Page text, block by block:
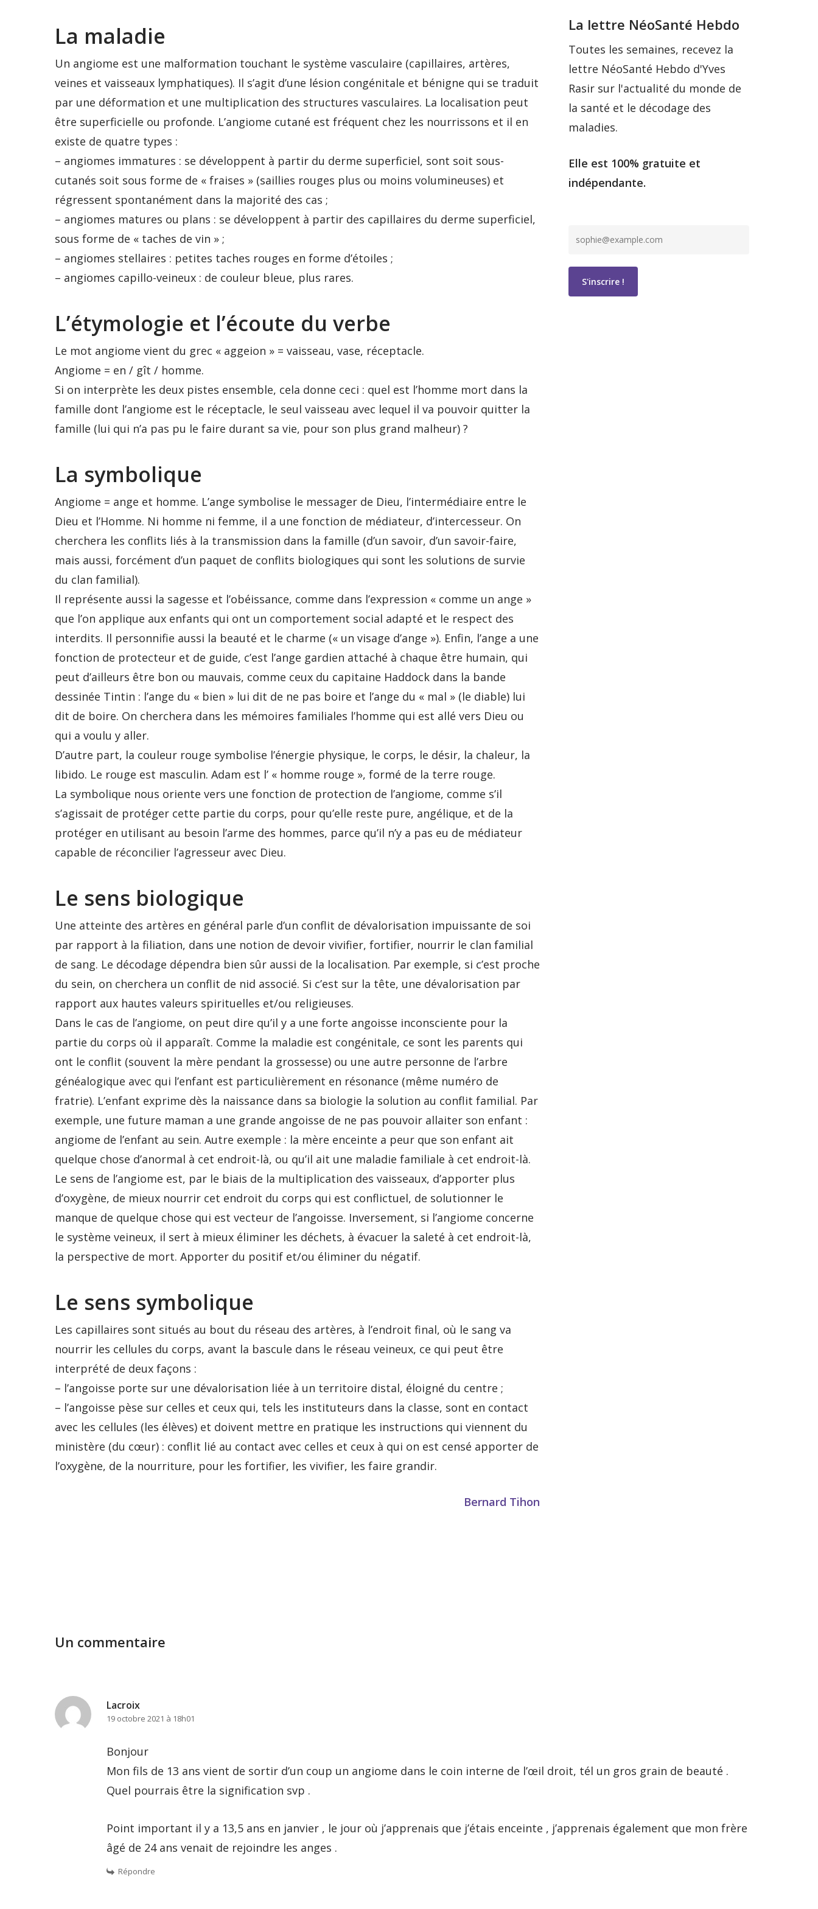
La maladie
Un angiome est une malformation touchant le système vasculaire (capillaires, artères,
veines et vaisseaux lymphatiques). Il s’agit d’une lésion congénitale et bénigne qui se traduit
par une déformation et une multiplication des structures vasculaires. La localisation peut
être superficielle ou profonde. L’angiome cutané est fréquent chez les nourrissons et il en
existe de quatre types :
– angiomes immatures : se développent à partir du derme superficiel, sont soit sous-
cutanés soit sous forme de « fraises » (saillies rouges plus ou moins volumineuses) et
régressent spontanément dans la majorité des cas ;
– angiomes matures ou plans : se développent à partir des capillaires du derme superficiel,
sous forme de « taches de vin » ;
– angiomes stellaires : petites taches rouges en forme d’étoiles ;
– angiomes capillo-veineux : de couleur bleue, plus rares.
L’étymologie et l’écoute du verbe
Le mot angiome vient du grec « aggeion » = vaisseau, vase, réceptacle.
Angiome = en / gît / homme.
Si on interprète les deux pistes ensemble, cela donne ceci : quel est l’homme mort dans la
famille dont l’angiome est le réceptacle, le seul vaisseau avec lequel il va pouvoir quitter la
famille (lui qui n’a pas pu le faire durant sa vie, pour son plus grand malheur) ?
La symbolique
Angiome = ange et homme. L’ange symbolise le messager de Dieu, l’intermédiaire entre le
Dieu et l’Homme. Ni homme ni femme, il a une fonction de médiateur, d’intercesseur. On
cherchera les conflits liés à la transmission dans la famille (d’un savoir, d’un savoir-faire,
mais aussi, forcément d’un paquet de conflits biologiques qui sont les solutions de survie
du clan familial).
Il représente aussi la sagesse et l’obéissance, comme dans l’expression « comme un ange »
que l’on applique aux enfants qui ont un comportement social adapté et le respect des
interdits. Il personnifie aussi la beauté et le charme (« un visage d’ange »). Enfin, l’ange a une
fonction de protecteur et de guide, c’est l’ange gardien attaché à chaque être humain, qui
peut d’ailleurs être bon ou mauvais, comme ceux du capitaine Haddock dans la bande
dessinée Tintin : l’ange du « bien » lui dit de ne pas boire et l’ange du « mal » (le diable) lui
dit de boire. On cherchera dans les mémoires familiales l’homme qui est allé vers Dieu ou
qui a voulu y aller.
D’autre part, la couleur rouge symbolise l’énergie physique, le corps, le désir, la chaleur, la
libido. Le rouge est masculin. Adam est l’ « homme rouge », formé de la terre rouge.
La symbolique nous oriente vers une fonction de protection de l’angiome, comme s’il
s’agissait de protéger cette partie du corps, pour qu’elle reste pure, angélique, et de la
protéger en utilisant au besoin l’arme des hommes, parce qu’il n’y a pas eu de médiateur
capable de réconcilier l’agresseur avec Dieu.
Le sens biologique
Une atteinte des artères en général parle d’un conflit de dévalorisation impuissante de soi
par rapport à la filiation, dans une notion de devoir vivifier, fortifier, nourrir le clan familial
de sang. Le décodage dépendra bien sûr aussi de la localisation. Par exemple, si c’est proche
du sein, on cherchera un conflit de nid associé. Si c’est sur la tête, une dévalorisation par
rapport aux hautes valeurs spirituelles et/ou religieuses.
Dans le cas de l’angiome, on peut dire qu’il y a une forte angoisse inconsciente pour la
partie du corps où il apparaît. Comme la maladie est congénitale, ce sont les parents qui
ont le conflit (souvent la mère pendant la grossesse) ou une autre personne de l’arbre
généalogique avec qui l’enfant est particulièrement en résonance (même numéro de
fratrie). L’enfant exprime dès la naissance dans sa biologie la solution au conflit familial. Par
exemple, une future maman a une grande angoisse de ne pas pouvoir allaiter son enfant :
angiome de l’enfant au sein. Autre exemple : la mère enceinte a peur que son enfant ait
quelque chose d’anormal à cet endroit-là, ou qu’il ait une maladie familiale à cet endroit-là.
Le sens de l’angiome est, par le biais de la multiplication des vaisseaux, d’apporter plus
d’oxygène, de mieux nourrir cet endroit du corps qui est conflictuel, de solutionner le
manque de quelque chose qui est vecteur de l’angoisse. Inversement, si l’angiome concerne
le système veineux, il sert à mieux éliminer les déchets, à évacuer la saleté à cet endroit-là,
la perspective de mort. Apporter du positif et/ou éliminer du négatif.
Le sens symbolique
Les capillaires sont situés au bout du réseau des artères, à l’endroit final, où le sang va
nourrir les cellules du corps, avant la bascule dans le réseau veineux, ce qui peut être
interprété de deux façons :
– l’angoisse porte sur une dévalorisation liée à un territoire distal, éloigné du centre ;
– l’angoisse pèse sur celles et ceux qui, tels les instituteurs dans la classe, sont en contact
avec les cellules (les élèves) et doivent mettre en pratique les instructions qui viennent du
ministère (du cœur) : conflit lié au contact avec celles et ceux à qui on est censé apporter de
l’oxygène, de la nourriture, pour les fortifier, les vivifier, les faire grandir.
Bernard Tihon
La lettre NéoSanté Hebdo
Toutes les semaines, recevez la
lettre NéoSanté Hebdo d'Yves
Rasir sur l'actualité du monde de
la santé et le décodage des
maladies.
Elle est 100% gratuite et
indépendante.
Un commentaire
Lacroix
19 octobre 2021 à 18h01
Bonjour
Mon fils de 13 ans vient de sortir d’un coup un angiome dans le coin interne de l’œil droit, tél un gros grain de beauté .
Quel pourrais être la signification svp .
Point important il y a 13,5 ans en janvier , le jour où j’apprenais que j’étais enceinte , j’apprenais également que mon frère
âgé de 24 ans venait de rejoindre les anges .
Répondre